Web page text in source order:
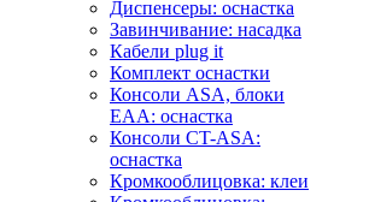
Диспенсеры: оснастка
Завинчивание: насадка
Кабели plug it
Комплект оснастки
Консоли ASA, блоки
EAA: оснастка
Консоли CT-ASA:
оснастка
Кромкооблицовка: клеи